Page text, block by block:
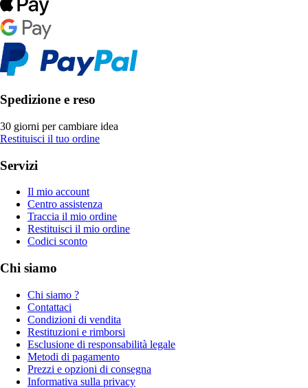
Spedizione e reso
30 giorni per cambiare idea
Restituisci il tuo ordine
Servizi
Il mio account
Centro assistenza
Traccia il mio ordine
Restituisci il mio ordine
Codici sconto
Chi siamo
Chi siamo ?
Contattaci
Condizioni di vendita
Restituzioni e rimborsi
Esclusione di responsabilità legale
Metodi di pagamento
Prezzi e opzioni di consegna
Informativa sulla privacy